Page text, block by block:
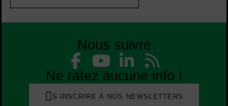
Nous suivre
Liste des réseaux
Liste des réseaux
Facebook
YouTube
Ne ratez aucune info !
S’INSCRIRE À NOS NEWSLETTERS